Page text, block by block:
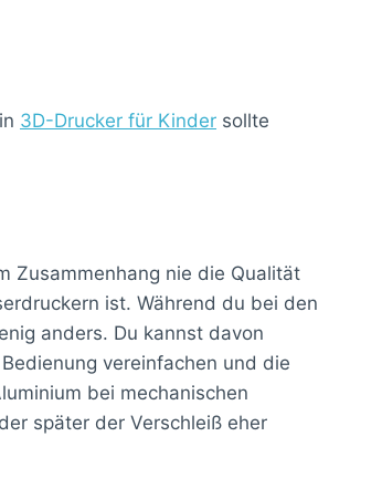
3D-Drucker für Kinder sollte
Zusammenhang nie die Qualität
ist. Während du bei den
anders. Du kannst davon
vereinfachen und die
bei mechanischen
später der Verschleiß eher